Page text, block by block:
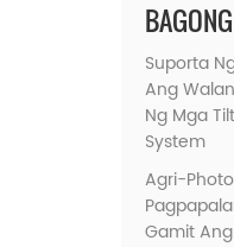
Suporta
Ang
Ng Mga
System
Agri-
Gamit